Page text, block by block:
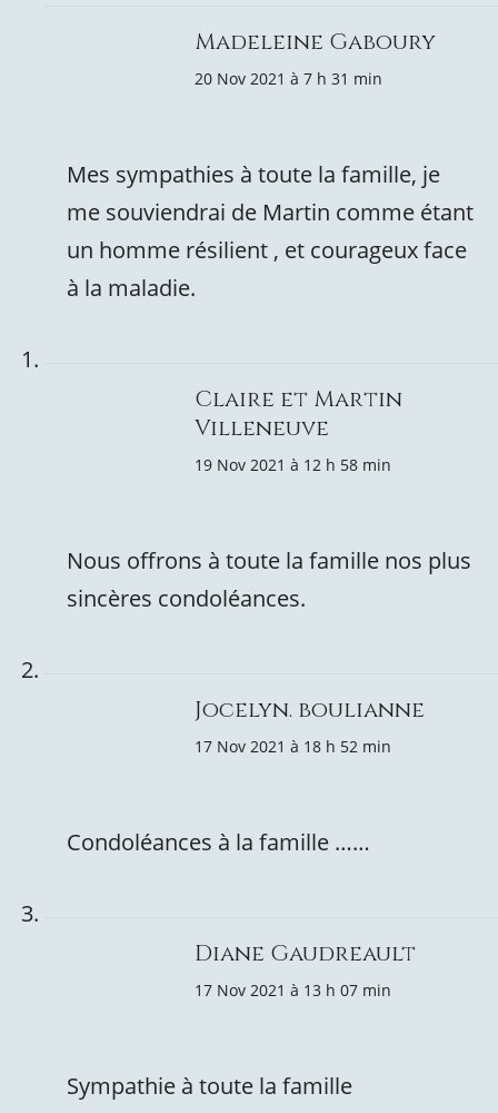
Madeleine Gaboury
20 Nov 2021 à 7 h 31 min
Mes sympathies à toute la famille, je
me souviendrai de Martin comme étant
un homme résilient , et courageux face
à la maladie.
Claire et Martin
Villeneuve
19 Nov 2021 à 12 h 58 min
Nous offrons à toute la famille nos plus
sincères condoléances.
Jocelyn. boulianne
17 Nov 2021 à 18 h 52 min
Condoléances à la famille ……
Diane Gaudreault
17 Nov 2021 à 13 h 07 min
Sympathie à toute la famille